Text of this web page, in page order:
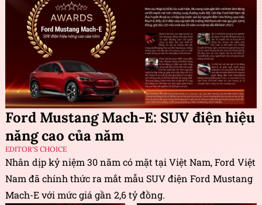
Ford Mustang Mach-E: SUV điện hiệu
năng cao của năm
EDITOR'S CHOICE
Nhân dịp kỷ niệm 30 năm có mặt tại Việt Nam, Ford Việt
Nam đã chính thức ra mắt mẫu SUV điện Ford Mustang
Mach-E với mức giá gần 2,6 tỷ đồng.